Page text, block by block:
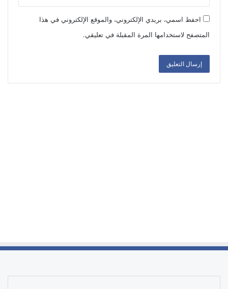
احفظ اسمي، بريدي الإلكتروني، والموقع الإلكتروني في هذا
المتصفح لاستخدامها المرة المقبلة في تعليقي.